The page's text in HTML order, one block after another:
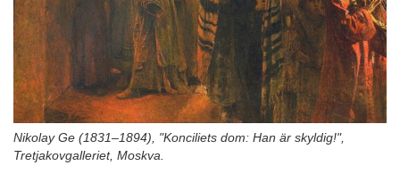
Nikolay Ge (1831–1894), "Konciliets dom: Han är skyldig!",
Tretjakovgalleriet, Moskva.